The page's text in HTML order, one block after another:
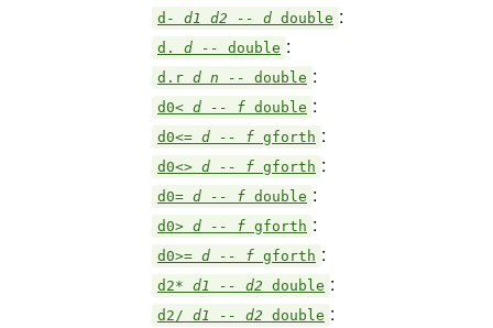
d- d1 d2 -- d double :
d. d -- double :
d.r d n -- double :
d0< d -- f double :
d0<= d -- f gforth :
d0<> d -- f gforth :
d0= d -- f double :
d0> d -- f gforth :
d0>= d -- f gforth :
d2* d1 -- d2 double :
d2/ d1 -- d2 double :